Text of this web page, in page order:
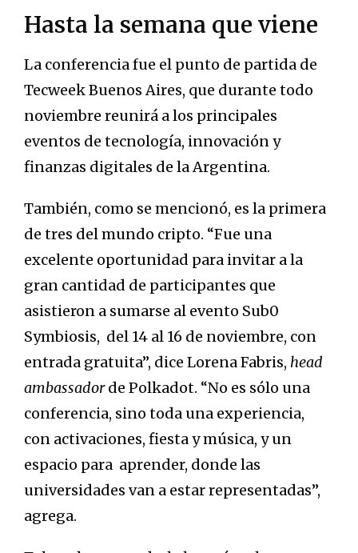
Hasta la semana que viene
La conferencia fue el punto de partida de
Tecweek Buenos Aires, que durante todo
noviembre reunirá a los principales
eventos de tecnología, innovación y
finanzas digitales de la Argentina.
También, como se mencionó, es la primera
de tres del mundo cripto. “Fue una
excelente oportunidad para invitar a la
gran cantidad de participantes que
asistieron a sumarse al evento Sub0
Symbiosis, del 14 al 16 de noviembre, con
entrada gratuita”, dice Lorena Fabris, head
ambassadorde Polkadot. “No es sólo una
conferencia, sino toda una experiencia,
con activaciones, fiesta y música, y un
espacio para aprender, donde las
universidades van a estar representadas”,
agrega.